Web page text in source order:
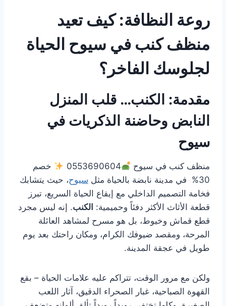
روعة النظافة: كيف تعيد
منظف كنب في سيوح الحياة
لجلوسك الفاخر؟
مقدمة: الكنب… قلب المنزل
النابض وحاضنة الذكريات في
سيوح
منظف كنب في سيوح 0553690604
خصم
30% في مدينة نابضة بالحياة مثل
سيوح، حيث يتشابك
فخامة التصميم الداخلي مع إيقاع الحياة السريع، تبرز
قطعة الأثاث الأكثر دفئاً وحميمية: الكنب. إنه ليس مجرد
قطع قماش وخيوط، بل هو مسرح لمشاهد العائلة
المرحة، ومقصد ضيوفك الكرام، ومكان راحتك بعد يوم
طويل في عجقة المدينة.
ولكن مع مرور الوقت، تتراكم عليه علامات الحياة – بقع
القهوة الصباحية، غبار الصحراء الدقيق، آثار اللعب